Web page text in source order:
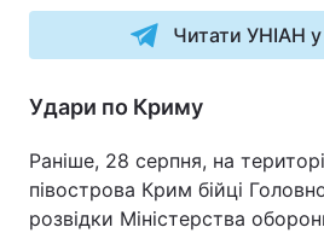
Читати УНІАН
Удари по Криму
Раніше, 28 серпня, на
півострова Крим бійці
розвідки Міністерства